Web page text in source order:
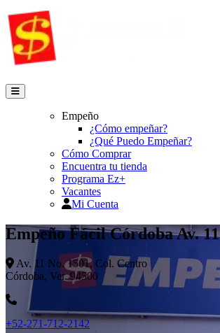
Empeño
¿Cómo empeñar?
¿Qué Puedo Empeñar?
Cómo Comprar
Encuentra tu tienda
Programa Ez+
Vacantes
Mi Cuenta
Empeño Fácil Córdoba Av. 11
Av. 11 No. 1501, Col. Centro
Córdoba, Ver. 94500
+52-271-712-2142